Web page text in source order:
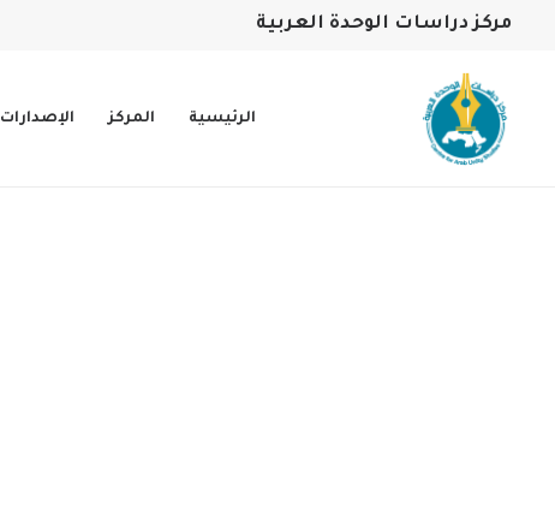
مركز دراسات الوحدة العربية
الرئيسية المركز الإصدارات